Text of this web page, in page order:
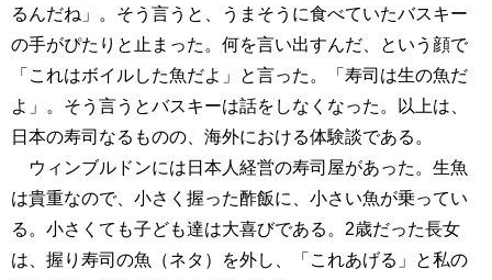
るんだね」。そう言うと、うまそうに食べていたバスキー
の手がぴたりと止まった。何を言い出すんだ、という顔で
「これはボイルした魚だよ」と言った。「寿司は生の魚だ
よ」。そう言うとバスキーは話をしなくなった。以上は、
日本の寿司なるものの、海外における体験談である。
ウィンブルドンには日本人経営の寿司屋があった。生魚
は貴重なので、小さく握った酢飯に、小さい魚が乗ってい
る。小さくても子ども達は大喜びである。2歳だった長女
は、握り寿司の魚（ネタ）を外し、「これあげる」と私の